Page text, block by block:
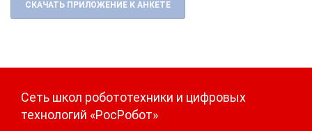
СКАЧАТЬ ПРИЛОЖЕНИЕ К АНКЕТЕ
Сеть школ робототехники и цифровых
технологий «РосРобот»